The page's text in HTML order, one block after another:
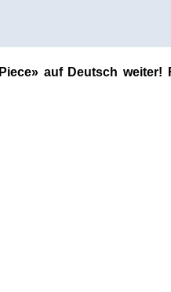
auf Deutsch weiter!